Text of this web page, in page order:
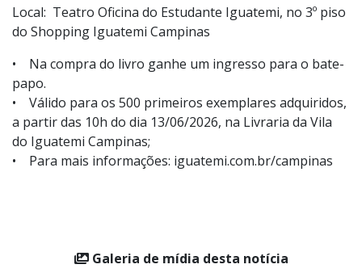
Data: 23 de junho de 2026, terça-feira
Local: Teatro Oficina do Estudante Iguatemi, no 3º piso
do Shopping Iguatemi Campinas
• Na compra do livro ganhe um ingresso para o bate-
papo.
• Válido para os 500 primeiros exemplares adquiridos,